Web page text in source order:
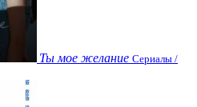
Ты мое желание Сериалы /